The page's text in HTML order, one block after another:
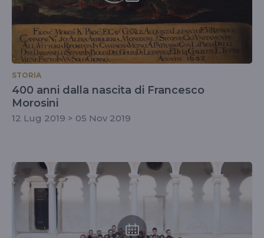
STORIA
400 anni dalla nascita di Francesco
Morosini
12 Lug 2019 > 05 Nov 2019